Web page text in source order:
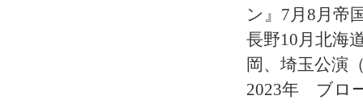
ン』7月8月帝
長野10月北海
岡、埼玉公演
2023年 ブロ